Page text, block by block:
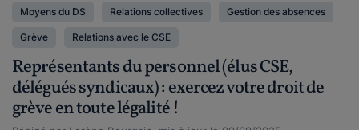
Moyens du DS Relations collectives Gestion des absences
Grève Relations avec le CSE
Représentants du personnel (élus CSE,
délégués syndicaux) : exercez votre droit de
grève en toute légalité !